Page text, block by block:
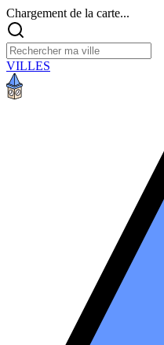
Chargement de la carte...
VILLES